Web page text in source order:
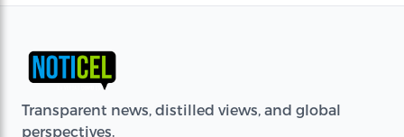
Transparent news, distilled views, and global
perspectives.